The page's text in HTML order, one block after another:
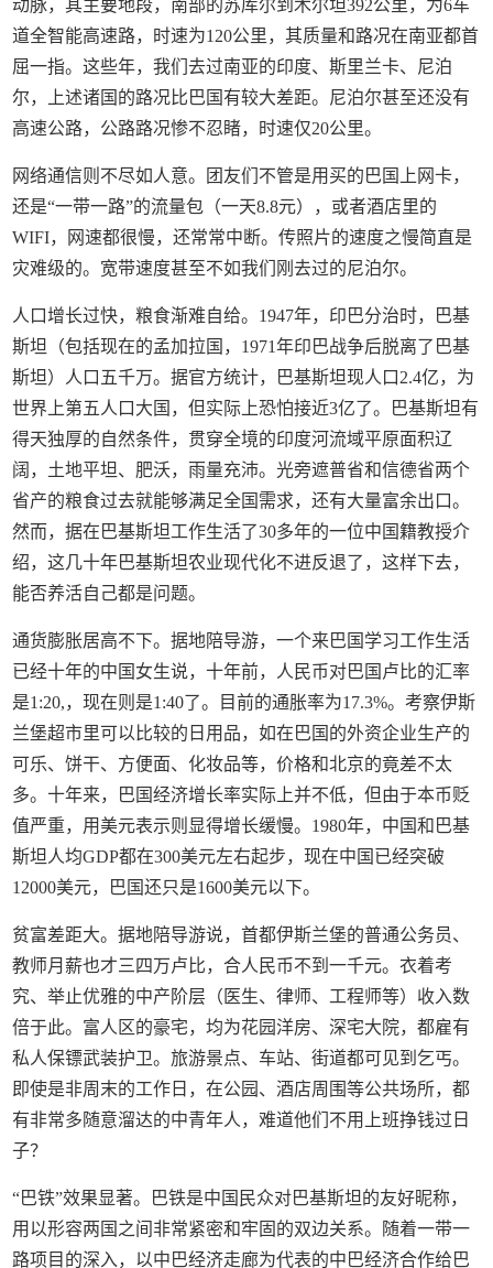
动脉，其主要地段，南部的苏库尔到木尔坦392公里，为6车
道全智能高速路，时速为120公里，其质量和路况在南亚都首
屈一指。这些年，我们去过南亚的印度、斯里兰卡、尼泊
尔，上述诸国的路况比巴国有较大差距。尼泊尔甚至还没有
高速公路，公路路况惨不忍睹，时速仅20公里。
网络通信则不尽如人意。团友们不管是用买的巴国上网卡，
还是“一带一路”的流量包（一天8.8元），或者酒店里的
WIFI，网速都很慢，还常常中断。传照片的速度之慢简直是
灾难级的。宽带速度甚至不如我们刚去过的尼泊尔。
人口增长过快，粮食渐难自给。1947年，印巴分治时，巴基
斯坦（包括现在的孟加拉国，1971年印巴战争后脱离了巴基
斯坦）人口五千万。据官方统计，巴基斯坦现人口2.4亿，为
世界上第五人口大国，但实际上恐怕接近3亿了。巴基斯坦有
得天独厚的自然条件，贯穿全境的印度河流域平原面积辽
阔，土地平坦、肥沃，雨量充沛。光旁遮普省和信德省两个
省产的粮食过去就能够满足全国需求，还有大量富余出口。
然而，据在巴基斯坦工作生活了30多年的一位中国籍教授介
绍，这几十年巴基斯坦农业现代化不进反退了，这样下去，
能否养活自己都是问题。
通货膨胀居高不下。据地陪导游，一个来巴国学习工作生活
已经十年的中国女生说，十年前，人民币对巴国卢比的汇率
是1:20,，现在则是1:40了。目前的通胀率为17.3%。考察伊斯
兰堡超市里可以比较的日用品，如在巴国的外资企业生产的
可乐、饼干、方便面、化妆品等，价格和北京的竟差不太
多。十年来，巴国经济增长率实际上并不低，但由于本币贬
值严重，用美元表示则显得增长缓慢。1980年，中国和巴基
斯坦人均GDP都在300美元左右起步，现在中国已经突破
12000美元，巴国还只是1600美元以下。
贫富差距大。据地陪导游说，首都伊斯兰堡的普通公务员、
教师月薪也才三四万卢比，合人民币不到一千元。衣着考
究、举止优雅的中产阶层（医生、律师、工程师等）收入数
倍于此。富人区的豪宅，均为花园洋房、深宅大院，都雇有
私人保镖武装护卫。旅游景点、车站、街道都可见到乞丐。
即使是非周末的工作日，在公园、酒店周围等公共场所，都
有非常多随意溜达的中青年人，难道他们不用上班挣钱过日
子？
“巴铁”效果显著。巴铁是中国民众对巴基斯坦的友好昵称，
用以形容两国之间非常紧密和牢固的双边关系。随着一带一
路项目的深入，以中巴经济走廊为代表的中巴经济合作给巴